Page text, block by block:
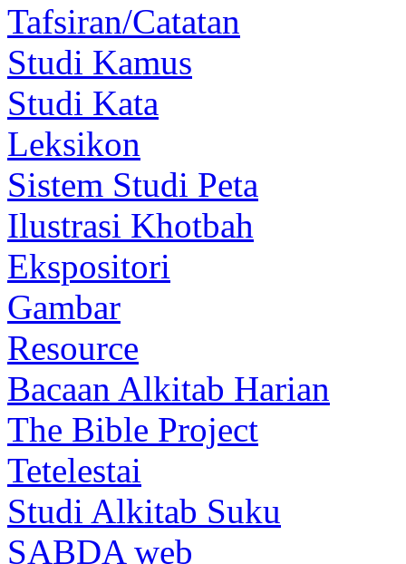
Tafsiran/Catatan
Studi Kamus
Studi Kata
Leksikon
Sistem Studi Peta
Ilustrasi Khotbah
Ekspositori
Gambar
Resource
Bacaan Alkitab Harian
The Bible Project
Tetelestai
Studi Alkitab Suku
SABDA web